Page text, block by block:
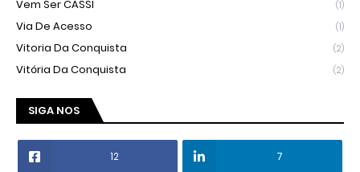
Vem Ser CASSI (1)
Via De Acesso (1)
Vitoria Da Conquista (2)
Vitória Da Conquista (2)
SIGA NOS
12 7